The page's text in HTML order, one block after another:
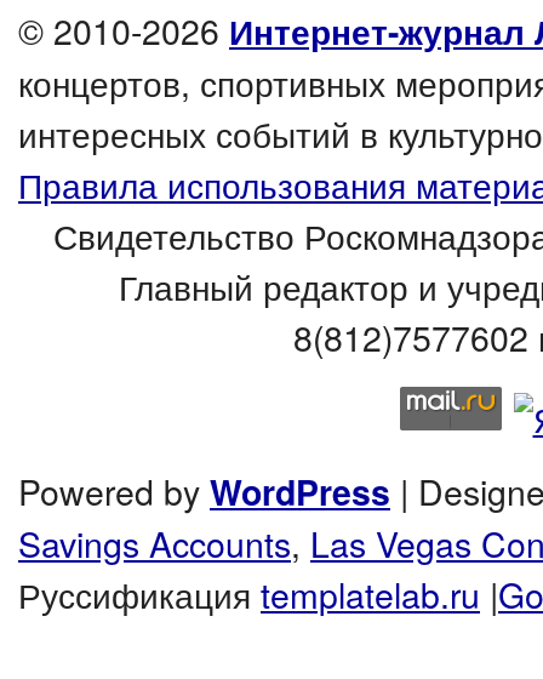
© 2010-2026 Интернет-журнал
концертов, спортивных
интересных событий в
Правила использования
Свидетельство
Главный редактор и
8(812)7577602
Powered byWordPress |
Savings Accounts, Las Vegas
Руссификация templatelab.ru |